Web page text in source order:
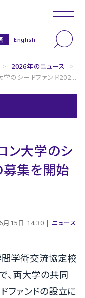
English
> 2026年のニュース
>
のシードファンド202...
ン大学のシ
募集を開始
月15日 14:30 | ニュース
間学術交流協定校
、両大学の共同
ファンドの設立に